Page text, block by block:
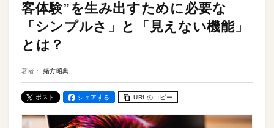
客体験”を生み出すために必要な
「シンプルさ」と「見えない機能」
とは？
著者： 緒方昭典
ポスト シェアする URLのコピー